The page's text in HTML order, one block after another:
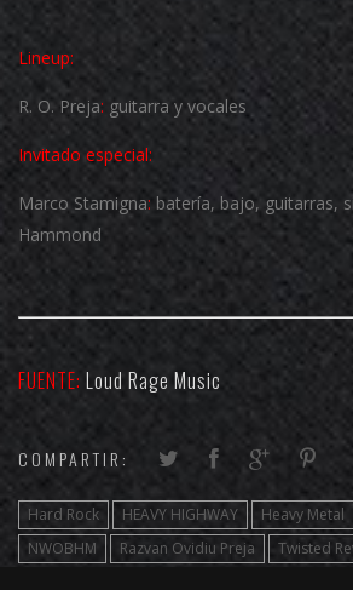
Lineup:
R. O. Preja: guitarra y vocales
Invitado especial:
Marco Stamigna: batería, bajo, guitarras,
Hammond
FUENTE: Loud Rage Music
COMPARTIR:
Hard Rock HEAVY HIGHWAY Heavy Metal
NWOBHM
Razvan Ovidiu Preja Twisted